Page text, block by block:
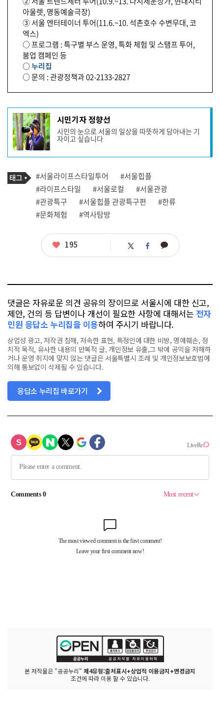
아울렛, 명동예술극장)
③ 서울 엔터테이너 투어(11.6.~10. 석촌호수 수변무대, 코
엑스)
○ 프로그램 : 특구별 부스 운영, 특화 체험 및 스탬프 투어,
붐업 캠페인 등
○누리집
○ 문의 : 관광정책과 02-2133-2827
기
사
작
성
자
프
필
시민기자 정향선
시민의 눈으로 서울의 일상을 따뜻하게 담아내는 기
자이고 싶습니다
기
사
관
련
태
그
태
그
#서울라이프스타일투어
#서울힙플
#라이프스타일
#서울로컬
#서울관광
#관광특구
#서울힙플 관광특구편
#한류
#문화체험
#역사탐방
좋
195 트 페 카
댓글은 자유로운 의견 공유의 장이므로 서울시에 대한 신고,
제안, 건의 등 답변이나 개선이 필요한 사항에 대해서는 전자
민원 응답소 누리집을 이용하여 주시기 바랍니다.
상업성 광고, 저작권 침해, 저속한 표현, 특정인에 대한 비방, 명예훼손, 정
치적 목적, 유사한 내용의 반복적 글, 개인정보 유출,그 밖에 공익을 저해하
거나 운영 취지에 맞지 않는 댓글은 서울특별시 조례 및 개인정보보호법에
의해 통보없이 삭제될 수 있습니다.
응답소 누리집 바로가기
본 저작물은 "공공누리" 제4유형:출처표시+상업적 이용금지+변경금지
조건에 따라 이용 할 수 있습니다.